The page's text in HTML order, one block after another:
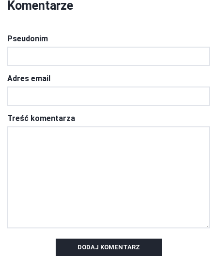
Komentarze
Pseudonim
Adres email
Treść komentarza
DODAJ KOMENTARZ